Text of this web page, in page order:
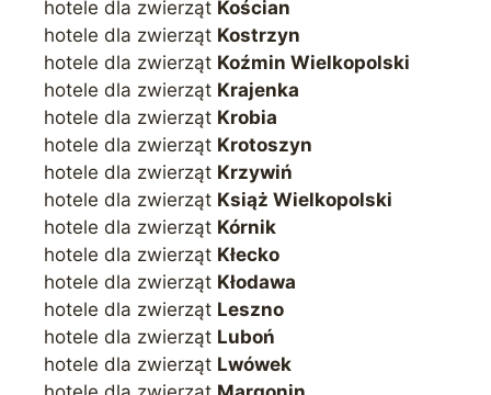
hotele dla zwierząt Kościan
hotele dla zwierząt Kostrzyn
hotele dla zwierząt Koźmin Wielkopolski
hotele dla zwierząt Krajenka
hotele dla zwierząt Krobia
hotele dla zwierząt Krotoszyn
hotele dla zwierząt Krzywiń
hotele dla zwierząt Książ Wielkopolski
hotele dla zwierząt Kórnik
hotele dla zwierząt Kłecko
hotele dla zwierząt Kłodawa
hotele dla zwierząt Leszno
hotele dla zwierząt Luboń
hotele dla zwierząt Lwówek